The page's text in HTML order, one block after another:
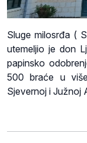
Sluge milosrđa (
utemeljio je don
papinsko
500 braće u
Sjevernoj i Južnoj